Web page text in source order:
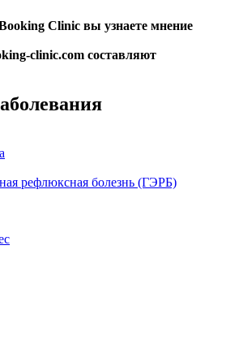
Clinic вы узнаете мнение
clinic.com составляют
рефлюксная болезнь (ГЭРБ)